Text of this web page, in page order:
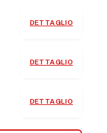
DETTAGLIO
DETTAGLIO
DETTAGLIO